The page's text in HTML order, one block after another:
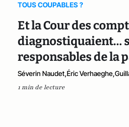
TOUS COUPABLES ?
Et la Cour des
diagnostiquaient...
responsables de la
Séverin Naudet,Éric
1 min de lecture